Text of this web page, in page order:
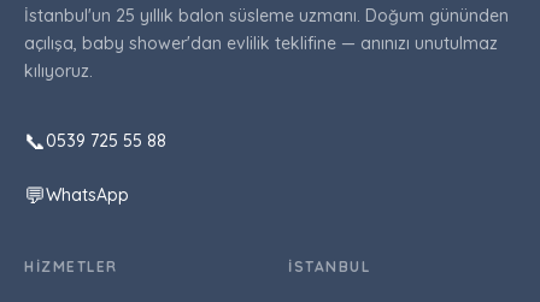
İstanbul'un 25 yıllık balon süsleme uzmanı. Doğum gününden
açılışa, baby shower'dan evlilik teklifine — anınızı unutulmaz
kılıyoruz.
📞0539 725 55 88
💬WhatsApp
HIZMETLER İSTANBUL